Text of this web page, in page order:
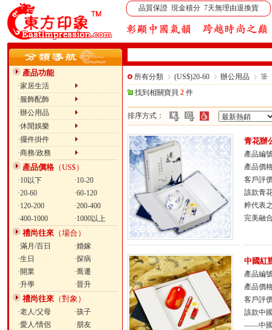
品質保證 現金積分 7天無理由退換貨
產品功能
·家居生活
·服飾配飾
·辦公用品
·休閒娛樂
·擺件掛件
·商務/政務
產品價格 （US$）
·10以下
·10-20
·20-60
·60-120
·120-200
·200-400
·400-1000
·1000以上
禮尚往來 （場合）
·滿月/百日
·婚嫁
·生日
·探病
·開業
·喬遷
·升學
·晉升
禮尚往來 （對象）
·老人/父母
·孩子
·愛人/情侶
·朋友
所有分類 (US$)20-60 辦公用品
筆
找到相關寶貝 2 件
排序方式：
青花辦
產品編
產品價
客戶評
該款青
粹代表
完美融
中國紅
產品編
產品價
客戶評
該款中
——中國